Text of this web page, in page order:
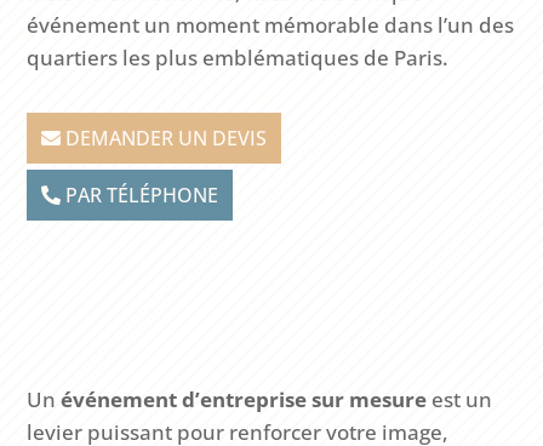
événement un moment mémorable dans l’un des
quartiers les plus emblématiques de Paris.
DEMANDER UN DEVIS
PAR TÉLÉPHONE
Unévénement d’entreprise sur mesure est un
levier puissant pour renforcer votre image,